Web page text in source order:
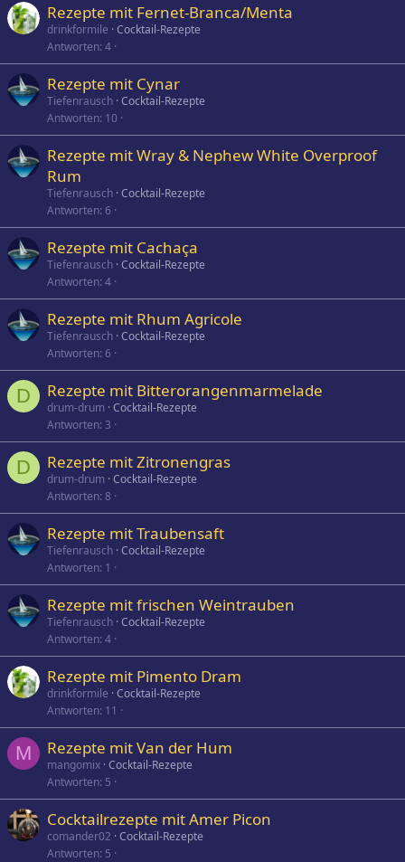
Rezepte mit Fernet-Branca/Menta
drinkformile Cocktail-Rezepte
Antworten 4
Rezepte mit Cynar
Tiefenrausch Cocktail-Rezepte
Antworten 10
Rezepte mit Wray & Nephew White Overproof
Rum
Tiefenrausch Cocktail-Rezepte
Antworten 6
Rezepte mit Cachaça
Tiefenrausch Cocktail-Rezepte
Antworten 4
Rezepte mit Rhum Agricole
Tiefenrausch Cocktail-Rezepte
Antworten 6
D Rezepte mit Bitterorangenmarmelade
drum-drum Cocktail-Rezepte
Antworten 3
D Rezepte mit Zitronengras
drum-drum Cocktail-Rezepte
Antworten 8
Rezepte mit Traubensaft
Tiefenrausch Cocktail-Rezepte
Antworten 1
Rezepte mit frischen Weintrauben
Tiefenrausch Cocktail-Rezepte
Antworten 4
Rezepte mit Pimento Dram
drinkformile Cocktail-Rezepte
Antworten 11
M Rezepte mit Van der Hum
mangomix Cocktail-Rezepte
Antworten 5
Cocktailrezepte mit Amer Picon
comander02 Cocktail-Rezepte
Antworten 5